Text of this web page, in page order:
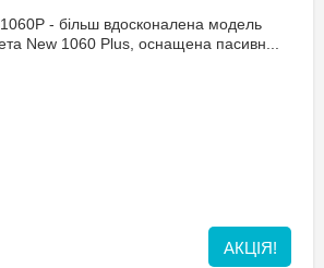
- більш вдосконалена модель
New 1060 Plus, оснащена пасивн...
АКЦІЯ!